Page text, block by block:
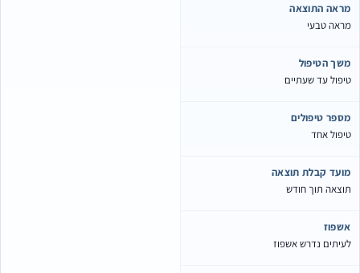
התוצאה
טבעי
הטיפול
עד שעתיים
טיפולים
אחד
קבלת תוצאה
תוך חודש
נדרש אשפוז